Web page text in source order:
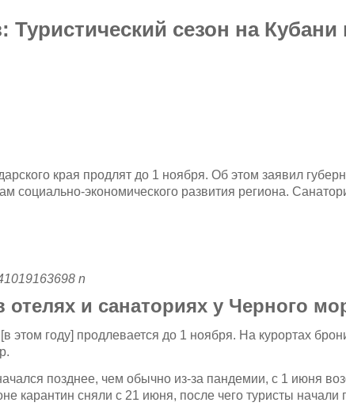
Туристический сезон на
края продлят до 1 ноября. Об этом заявил
социально-экономического развития региона.
и санаториях у Черного
этом году] продлевается до 1 ноября. На курортах
позднее, чем обычно из-за пандемии, с 1 июня
карантин сняли с 21 июня, после чего туристы начали